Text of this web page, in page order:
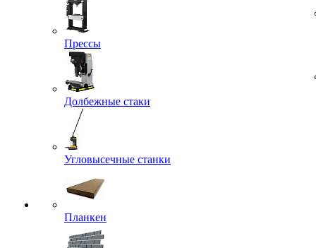
Прессы
Долбежные стаки
Угловысечные станки
Планкен